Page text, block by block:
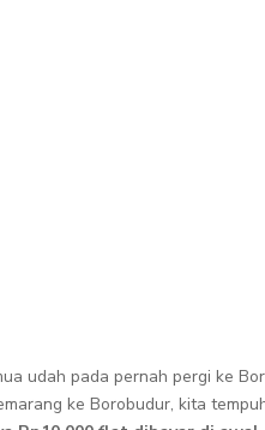
udah pada pernah pergi ke
ke Borobudur, kita